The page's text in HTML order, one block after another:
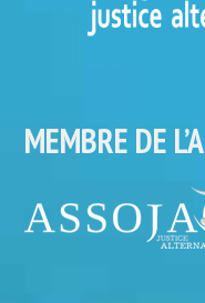
MEMBRE DE